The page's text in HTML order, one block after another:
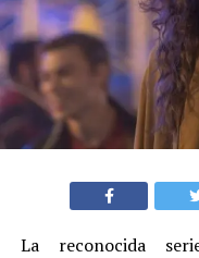
La reconocida